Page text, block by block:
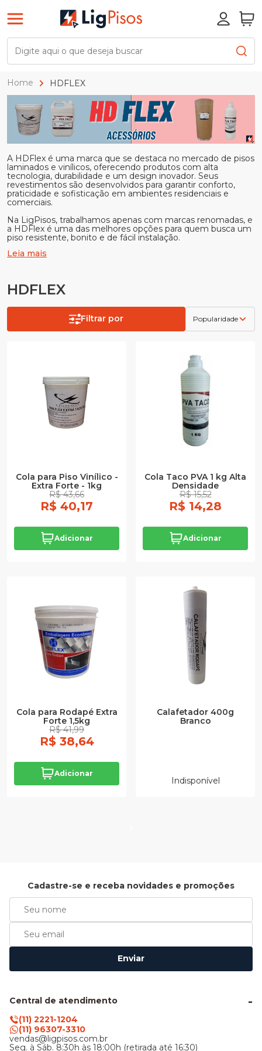
Home HDFLEX
A HDFlex é uma marca que se destaca no mercado de pisos
laminados e vinílicos, oferecendo produtos com alta
tecnologia, durabilidade e um design inovador. Seus
revestimentos são desenvolvidos para garantir conforto,
praticidade e sofisticação em ambientes residenciais e
comerciais.
Na LigPisos, trabalhamos apenas com marcas renomadas, e
a HDFlex é uma das melhores opções para quem busca um
piso resistente, bonito e de fácil instalação.
Leia mais
HDFLEX
Filtrar por Popularidade
Cola para Piso Vinílico -
Extra Forte - 1kg
R$ 43,66
R$ 40,17
Adicionar
Cola Taco PVA 1 kg Alta
Densidade
R$ 15,52
R$ 14,28
Adicionar
Cola para Rodapé Extra
Forte 1,5kg
R$ 41,99
R$ 38,64
Adicionar
Calafetador 400g
Branco
Indisponível
Cadastre-se e receba novidades e promoções
Enviar
Central de atendimento
(11) 2221-1204
(11) 96307-3310
vendas@ligpisos.com.br
Seg. à Sáb. 8:30h às 18:00h (retirada até 16:30)